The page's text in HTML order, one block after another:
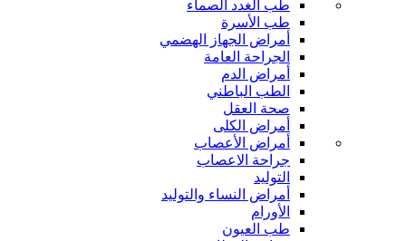
طب الغدد الصماء
طب الأسرة
أمراض الجهاز الهضمي
الجراحة العامة
أمراض الدم
الطب الباطني
صحة العقل
أمراض الكلى
أمراض الأعصاب
جراحة الاعصاب
التوليد
أمراض النساء والتوليد
الأورام
طب العيون